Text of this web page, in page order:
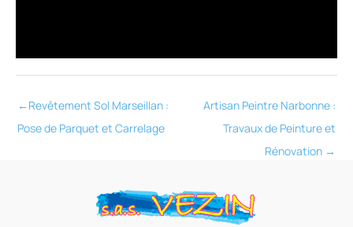
←Revêtement Sol Marseillan :
Pose de Parquet et Carrelage
Artisan Peintre Narbonne :
Travaux de Peinture et
Rénovation →